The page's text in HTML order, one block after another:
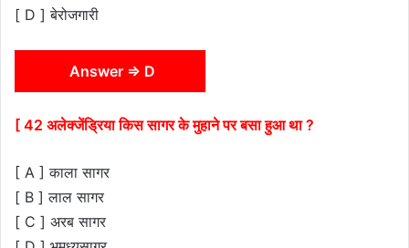
[ D ] बेरोजगारी
Answer ⇒ D
[ 42 अलेक्जेंड्रिया किस सागर के मुहाने पर बसा हुआ था ?
[ A ] काला सागर
[ B ] लाल सागर
[ C ] अरब सागर